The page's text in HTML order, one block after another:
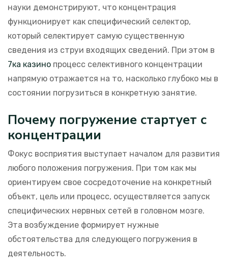
науки демонстрируют, что концентрация
функционирует как специфический селектор,
который селектирует самую существенную
сведения из струи входящих сведений. При этом в
7ка казино процесс селективного концентрации
напрямую отражается на то, насколько глубоко мы в
состоянии погрузиться в конкретную занятие.
Почему погружение стартует с
концентрации
Фокус восприятия выступает началом для развития
любого положения погружения. При том как мы
ориентируем свое сосредоточение на конкретный
объект, цель или процесс, осуществляется запуск
специфических нервных сетей в головном мозге.
Эта возбуждение формирует нужные
обстоятельства для следующего погружения в
деятельность.